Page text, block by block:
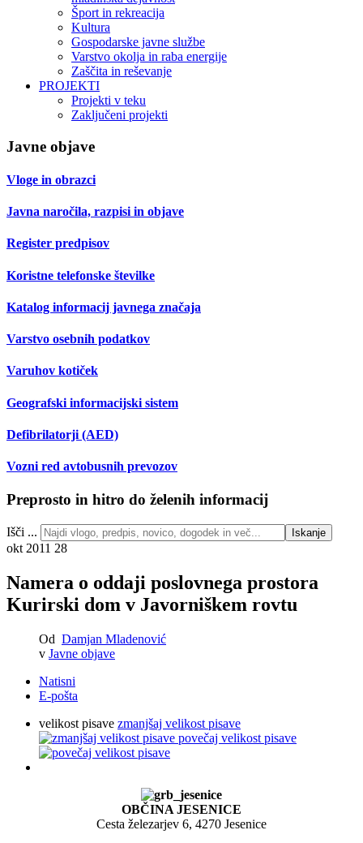
Šport in rekreacija
Kultura
Gospodarske javne službe
Varstvo okolja in raba energije
Zaščita in reševanje
PROJEKTI
Projekti v teku
Zaključeni projekti
Javne objave
Vloge in obrazci
Javna naročila, razpisi in objave
Register predpisov
Koristne telefonske številke
Katalog informacij javnega značaja
Varstvo osebnih podatkov
Varuhov kotiček
Geografski informacijski sistem
Defibrilatorji (AED)
Vozni red avtobusnih prevozov
Preprosto in hitro do želenih informacij
Išči ... Iskanje
okt 2011 28
Namera o oddaji poslovnega prostora
Kurirski dom v Javorniškem rovtu
Od Damjan Mladenović
v Javne objave
Natisni
E-pošta
velikost pisave zmanjšaj velikost pisave
povečaj velikost pisave
OBČINA JESENICE
Cesta železarjev 6, 4270 Jesenice